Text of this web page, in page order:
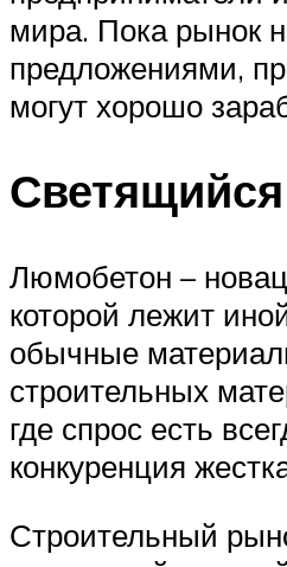
мира. Пока рынок
предложениями,
могут хорошо
Люмобетон –
которой лежит
обычные
строительных
где спрос есть
конкуренция
Строительный